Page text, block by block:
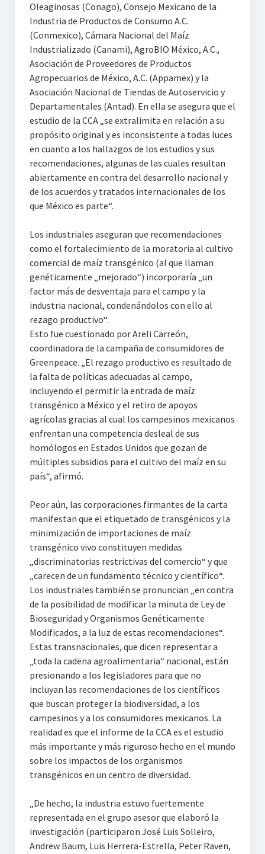
Oleaginosas (Conago), Consejo Mexicano de la
Industria de Productos de Consumo A.C.
(Conmexico), Cámara Nacional del Maíz
Industrializado (Canami), AgroBIO México, A.C.,
Asociación de Proveedores de Productos
Agropecuarios de México, A.C. (Appamex) y la
Asociación Nacional de Tiendas de Autoservicio y
Departamentales (Antad). En ella se asegura que el
estudio de la CCA „se extralimita en relación a su
propósito original y es inconsistente a todas luces
en cuanto a los hallazgos de los estudios y sus
recomendaciones, algunas de las cuales resultan
abiertamente en contra del desarrollo nacional y
de los acuerdos y tratados internacionales de los
que México es parte“.
Los industriales aseguran que recomendaciones
como el fortalecimiento de la moratoria al cultivo
comercial de maíz transgénico (al que llaman
genéticamente „mejorado“) incorporaría „un
factor más de desventaja para el campo y la
industria nacional, condenándolos con ello al
rezago productivo“.
Esto fue cuestionado por Areli Carreón,
coordinadora de la campaña de consumidores de
Greenpeace. „El rezago productivo es resultado de
la falta de políticas adecuadas al campo,
incluyendo el permitir la entrada de maíz
transgénico a México y el retiro de apoyos
agrícolas gracias al cual los campesinos mexicanos
enfrentan una competencia desleal de sus
homólogos en Estados Unidos que gozan de
múltiples subsidios para el cultivo del maíz en su
país“, afirmó.
Peor aún, las corporaciones firmantes de la carta
manifestan que el etiquetado de transgénicos y la
minimización de importaciones de maíz
transgénico vivo constituyen medidas
„discriminatorias restrictivas del comercio“ y que
„carecen de un fundamento técnico y científico“.
Los industriales también se pronuncian „en contra
de la posibilidad de modificar la minuta de Ley de
Bioseguridad y Organismos Genéticamente
Modificados, a la luz de estas recomendaciones“.
Estas transnacionales, que dicen representar a
„toda la cadena agroalimentaria“ nacional, están
presionando a los legisladores para que no
incluyan las recomendaciones de los científicos
que buscan proteger la biodiversidad, a los
campesinos y a los consumidores mexicanos. La
realidad es que el informe de la CCA es el estudio
más importante y más riguroso hecho en el mundo
sobre los impactos de los organismos
transgénicos en un centro de diversidad.
„De hecho, la industria estuvo fuertemente
representada en el grupo asesor que elaboró la
investigación (participaron José Luis Solleiro,
Andrew Baum, Luis Herrera-Estrella, Peter Raven,